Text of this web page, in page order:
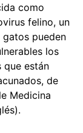
como
felino, un
pueden
los
que están
de
Medicina